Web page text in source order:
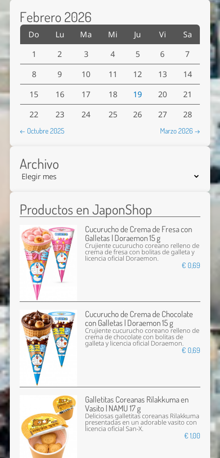
Febrero 2026
Do Lu Ma Mi Ju Vi
Sa
1
2 3 4 5 6
7
8
9 10 11 12 13
14
15
16 17 18 19 20
21
22
23 24 25 26 27 28
← Octubre 2025 Marzo 2026 →
Archivo
Productos en JaponShop
Cucurucho de Crema de Fresa con
Galletas | Doraemon 15 g
Crujiente cucurucho coreano relleno de
crema de fresa con bolitas de galleta y
licencia oficial Doraemon.
€ 0,69
Cucurucho de Crema de Chocolate
con Galletas | Doraemon 15 g
Crujiente cucurucho coreano relleno de
crema de chocolate con bolitas de
galleta y licencia oficial Doraemon.
€ 0,69
Galletitas Coreanas Rilakkuma en
Vasito | NAMU 17 g
Deliciosas galletitas coreanas Rilakkuma
presentadas en un adorable vasito con
licencia oficial San-X.
€ 1,00